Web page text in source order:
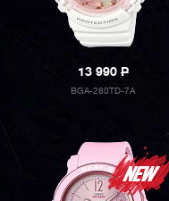
13 990P
BGA-280TD-7A